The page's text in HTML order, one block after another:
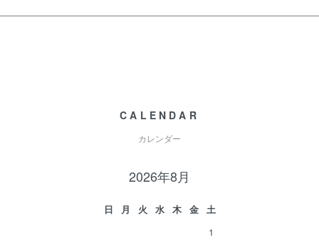
CALENDAR
カレンダー
2026年8月
日 月 火 水 木 金
土
1